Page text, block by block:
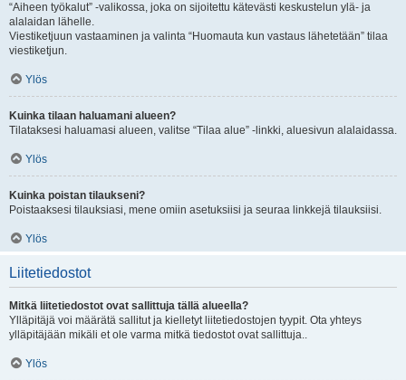
“Aiheen työkalut” -valikossa, joka on sijoitettu kätevästi keskustelun ylä- ja
alalaidan lähelle.
Viestiketjuun vastaaminen ja valinta “Huomauta kun vastaus lähetetään” tilaa
viestiketjun.
Ylös
Kuinka tilaan haluamani alueen?
Tilataksesi haluamasi alueen, valitse “Tilaa alue” -linkki, aluesivun alalaidassa.
Ylös
Kuinka poistan tilaukseni?
Poistaaksesi tilauksiasi, mene omiin asetuksiisi ja seuraa linkkejä tilauksiisi.
Ylös
Liitetiedostot
Mitkä liitetiedostot ovat sallittuja tällä alueella?
Ylläpitäjä voi määrätä sallitut ja kielletyt liitetiedostojen tyypit. Ota yhteys
ylläpitäjään mikäli et ole varma mitkä tiedostot ovat sallittuja..
Ylös